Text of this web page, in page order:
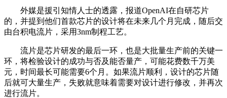
外媒是援引知情人士的透露，报道OpenAI在自研芯片
的，并提到他们首款芯片的设计将在未来几个月完成，随后交
由台积电流片，采用3nm制程工艺。
流片是芯片研发的最后一环，也是大批量生产前的关键一
环，将检验设计的成功与否及能否量产，可能花费数千万美
元，时间最长可能需要6个月。如果流片顺利，设计的芯片随
后就可大量生产，失败就意味着需要对设计进行修改，并再次
进行流片。